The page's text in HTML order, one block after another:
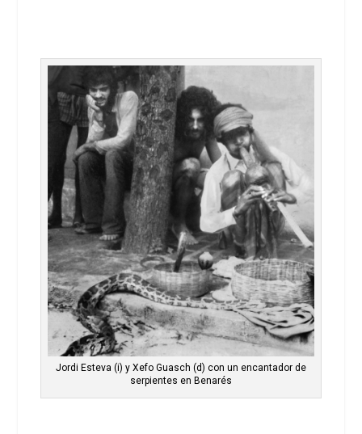
Jordi Esteva (i) y Xefo Guasch (d) con un encantador de
serpientes en Benarés